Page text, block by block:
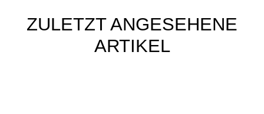
ZULETZT ANGESEHENE
ARTIKEL